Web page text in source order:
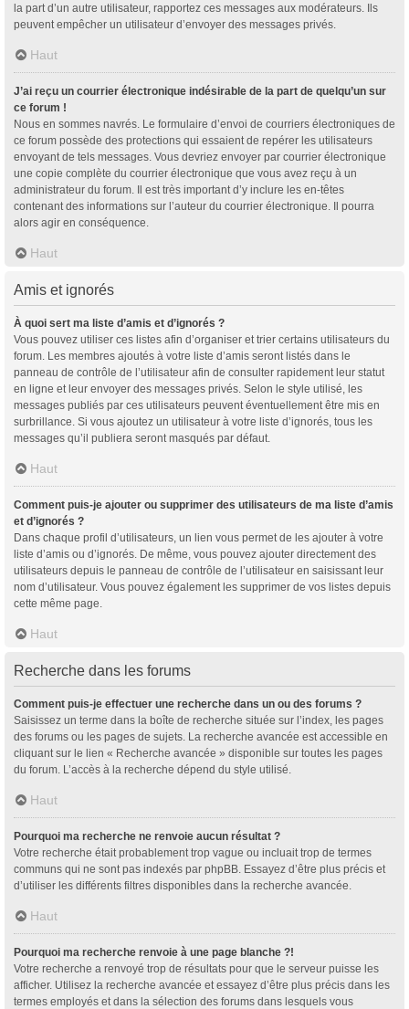
la part d’un autre utilisateur, rapportez ces messages aux modérateurs. Ils
peuvent empêcher un utilisateur d’envoyer des messages privés.
Haut
J’ai reçu un courrier électronique indésirable de la part de quelqu’un sur
ce forum !
Nous en sommes navrés. Le formulaire d’envoi de courriers électroniques de
ce forum possède des protections qui essaient de repérer les utilisateurs
envoyant de tels messages. Vous devriez envoyer par courrier électronique
une copie complète du courrier électronique que vous avez reçu à un
administrateur du forum. Il est très important d’y inclure les en-têtes
contenant des informations sur l’auteur du courrier électronique. Il pourra
alors agir en conséquence.
Haut
Amis et ignorés
À quoi sert ma liste d’amis et d’ignorés ?
Vous pouvez utiliser ces listes afin d’organiser et trier certains utilisateurs du
forum. Les membres ajoutés à votre liste d’amis seront listés dans le
panneau de contrôle de l’utilisateur afin de consulter rapidement leur statut
en ligne et leur envoyer des messages privés. Selon le style utilisé, les
messages publiés par ces utilisateurs peuvent éventuellement être mis en
surbrillance. Si vous ajoutez un utilisateur à votre liste d’ignorés, tous les
messages qu’il publiera seront masqués par défaut.
Haut
Comment puis-je ajouter ou supprimer des utilisateurs de ma liste d’amis
et d’ignorés ?
Dans chaque profil d’utilisateurs, un lien vous permet de les ajouter à votre
liste d’amis ou d’ignorés. De même, vous pouvez ajouter directement des
utilisateurs depuis le panneau de contrôle de l’utilisateur en saisissant leur
nom d’utilisateur. Vous pouvez également les supprimer de vos listes depuis
cette même page.
Haut
Recherche dans les forums
Comment puis-je effectuer une recherche dans un ou des forums ?
Saisissez un terme dans la boîte de recherche située sur l’index, les pages
des forums ou les pages de sujets. La recherche avancée est accessible en
cliquant sur le lien « Recherche avancée » disponible sur toutes les pages
du forum. L’accès à la recherche dépend du style utilisé.
Haut
Pourquoi ma recherche ne renvoie aucun résultat ?
Votre recherche était probablement trop vague ou incluait trop de termes
communs qui ne sont pas indexés par phpBB. Essayez d’être plus précis et
d’utiliser les différents filtres disponibles dans la recherche avancée.
Haut
Pourquoi ma recherche renvoie à une page blanche ?!
Votre recherche a renvoyé trop de résultats pour que le serveur puisse les
afficher. Utilisez la recherche avancée et essayez d’être plus précis dans les
termes employés et dans la sélection des forums dans lesquels vous